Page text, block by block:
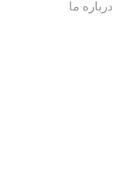
درباره ما